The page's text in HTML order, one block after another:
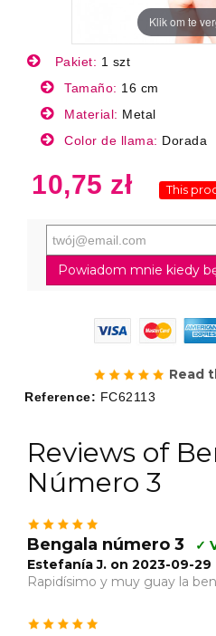
Klik om te
Pakiet: 1 szt
Tamaño: 16 cm
Material: Metal
Color de llama: Dorada
10,75 zł This
Powiadom mnie kiedy
Read
Reference: FC62113
Reviews of
Número 3
Bengala número 3
✓
Estefanía J. on 2023-09-29
Rapidísimo y muy guay la